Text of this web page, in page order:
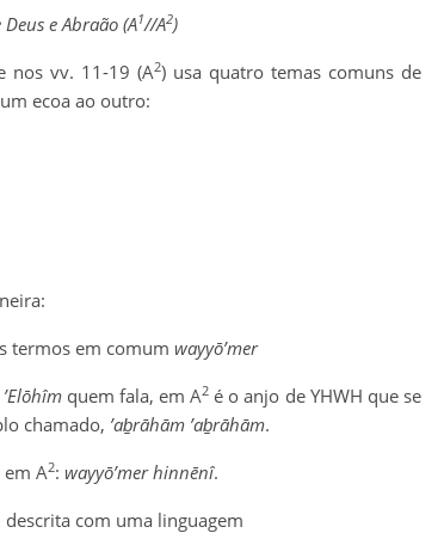
e Abraão (A1//A2)
nos vv. 11-19 (A2) usa quatro temas comuns de
ecoa ao outro:
termos em comum wayyō’mer
’Elōhîmquem fala, em A2 é o anjo de YHWH que se
chamado, ’aḇrāhām ’aḇrāhām.
A2: wayyō’mer hinnēnî.
com uma linguagem